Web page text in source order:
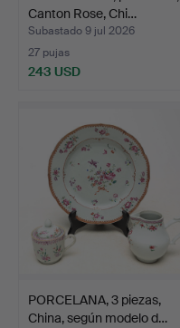
Canton Rose, Chi…
Subastado 9 jul 2026
27 pujas
243 USD
PORCELANA, 3 piezas,
China, según modelo d…